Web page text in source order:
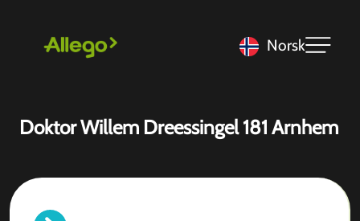
Norsk
Doktor Willem Dreessingel 181 Arnhem